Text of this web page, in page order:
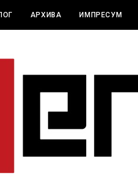
АРХИВА ИМПРЕСУМ